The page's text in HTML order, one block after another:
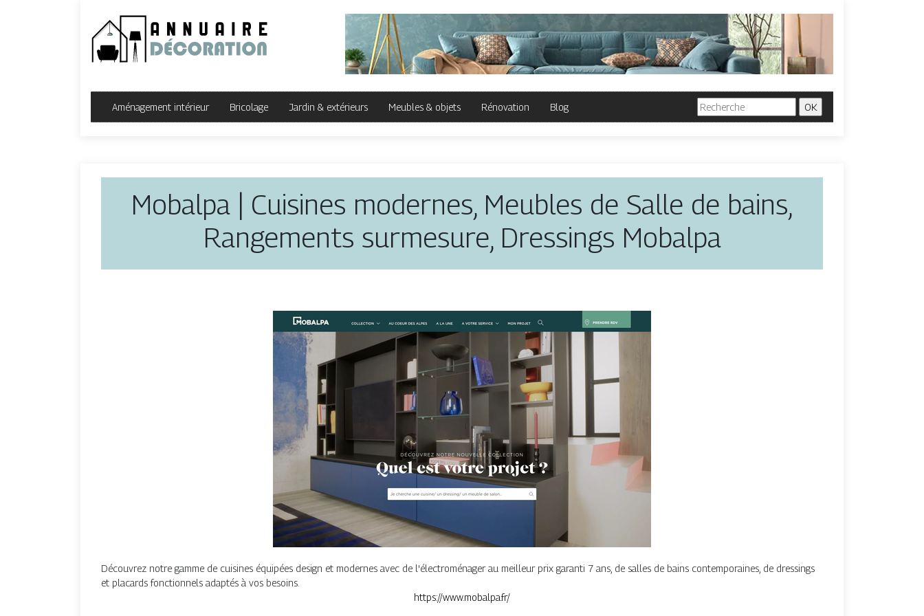
Aménagement intérieur Bricolage Jardin & extérieurs Meubles & objets Rénovation Blog
Mobalpa | Cuisines modernes, Meubles de Salle de bains,
Rangements surmesure, Dressings Mobalpa
Découvrez notre gamme de cuisines équipées design et modernes avec de l'électroménager au meilleur prix garanti 7 ans, de salles de bains contemporaines, de dressings
et placards fonctionnels adaptés à vos besoins.
https://www.mobalpa.fr/